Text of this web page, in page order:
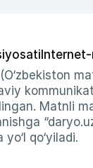
Matnli
qo‘yiladi.